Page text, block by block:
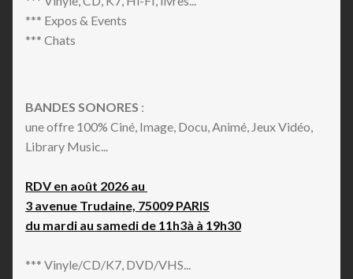
*** Expos & Events
*** Chats
BANDES SONORES :
une offre 100% Ciné, Image, Docu, Animé, Jeux Vidéo,
Library Music...
RDV en août 2026 au
3 avenue Trudaine, 75009 PARIS
du mardi au samedi de 11h3à à 19h30
*** Vinyle/CD/K7, DVD/VHS...